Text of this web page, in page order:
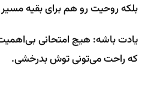
بلکه روحیت رو هم برای بقیه مسیر
یادت باشه: هیچ امتحانی
که راحت می‌تونی توش بدرخشی.